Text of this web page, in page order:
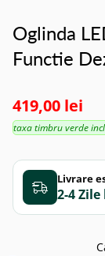
Oglinda
Functie
419,00 lei
taxa timbru verde
Livrare
2-4 Zile